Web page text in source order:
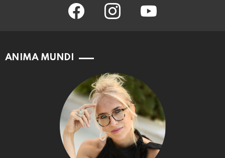
facebook instagram youtube
ANIMA MUNDI